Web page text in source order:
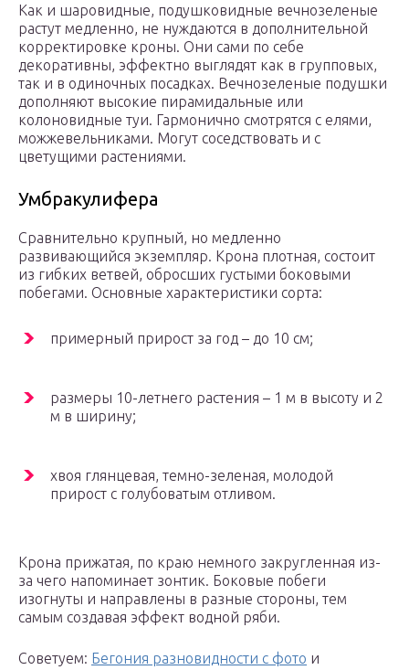
Как и шаровидные, подушковидные вечнозеленые
растут медленно, не нуждаются в дополнительной
корректировке кроны. Они сами по себе
декоративны, эффектно выглядят как в групповых,
так и в одиночных посадках. Вечнозеленые подушки
дополняют высокие пирамидальные или
колоновидные туи. Гармонично смотрятся с елями,
можжевельниками. Могут соседствовать и с
цветущими растениями.
Умбракулифера
Сравнительно крупный, но медленно
развивающийся экземпляр. Крона плотная, состоит
из гибких ветвей, обросших густыми боковыми
побегами. Основные характеристики сорта:
примерный прирост за год – до 10 см;
размеры 10-летнего растения – 1 м в высоту и 2
м в ширину;
хвоя глянцевая, темно-зеленая, молодой
прирост с голубоватым отливом.
Крона прижатая, по краю немного закругленная из-
за чего напоминает зонтик. Боковые побеги
изогнуты и направлены в разные стороны, тем
самым создавая эффект водной ряби.
Советуем: Бегония разновидности с фото и